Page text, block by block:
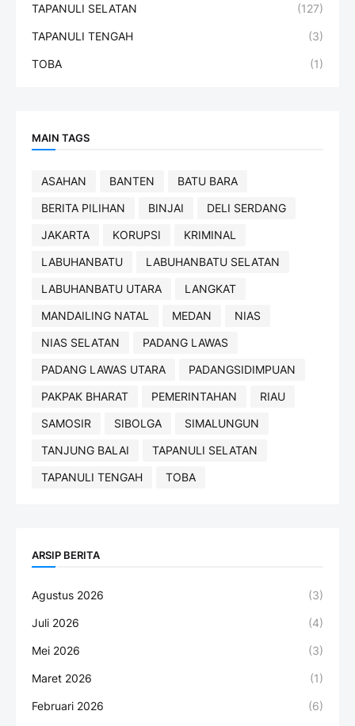
TAPANULI SELATAN (127)
TAPANULI TENGAH (3)
TOBA (1)
MAIN TAGS
ASAHAN BANTEN
BATU BARA
BERITA PILIHAN
BINJAI
DELI SERDANG
JAKARTA
KORUPSI
KRIMINAL
LABUHANBATU
LABUHANBATU SELATAN
LABUHANBATU UTARA
LANGKAT
MANDAILING NATAL
MEDAN
NIAS
NIAS SELATAN
PADANG LAWAS
PADANG LAWAS UTARA
PADANGSIDIMPUAN
PAKPAK BHARAT
PEMERINTAHAN
RIAU
SAMOSIR
SIBOLGA
SIMALUNGUN
TANJUNG BALAI
TAPANULI SELATAN
TAPANULI TENGAH
TOBA
ARSIP BERITA
Agustus 2026 (3)
Juli 2026 (4)
Mei 2026 (3)
Maret 2026 (1)
Februari 2026 (6)